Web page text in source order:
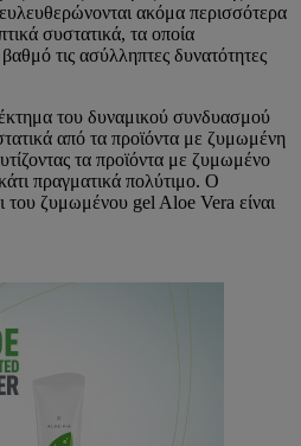
ακόμα περισσότερα
συστατικά, τα οποία
τις ασύλληπτες δυνατότητες
του δυναμικού συνδυασμού
από τα προϊόντα με ζυμωμένη
τα προϊόντα με ζυμωμένο
πραγματικά πολύτιμο. Ο
ζυμωμένου gel Aloe Vera είναι